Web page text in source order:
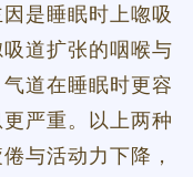
是睡眠时上唿吸
道扩张的咽喉与
道在睡眠时更容
严重。以上两种
与活动力下降，